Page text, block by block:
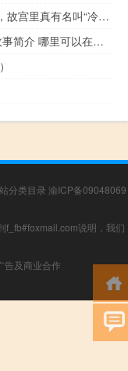
小鸡宝宝考考你古装剧中常会提到“冷宫”，故宫里真有名叫“冷宫”的宫殿吗
2022年年7月14日更新 外太空的莫扎特故事简介 哪里可以在线免费观看完整版具体内容详细介绍
分类目录 渝ICP备09048069
f_fb#foxmail.com说明，我们
告及商业合作